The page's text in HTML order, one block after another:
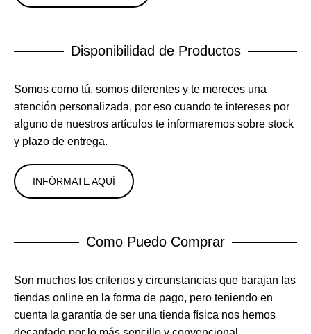
Disponibilidad de Productos
Somos como tú, somos diferentes y te mereces una
atención personalizada, por eso cuando te intereses por
alguno de nuestros artículos te informaremos sobre stock
y plazo de entrega.
INFÓRMATE AQUÍ
Como Puedo Comprar
Son muchos los criterios y circunstancias que barajan las
tiendas online en la forma de pago, pero teniendo en
cuenta la garantía de ser una tienda física nos hemos